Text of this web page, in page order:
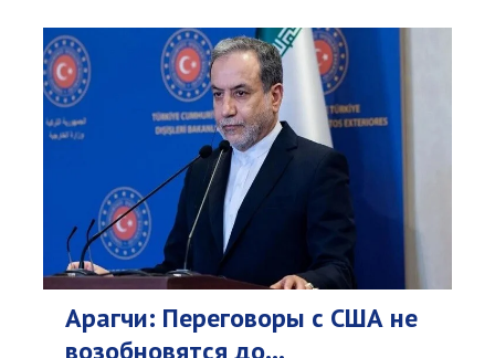
Арагчи: Переговоры с США не
возобновятся до...